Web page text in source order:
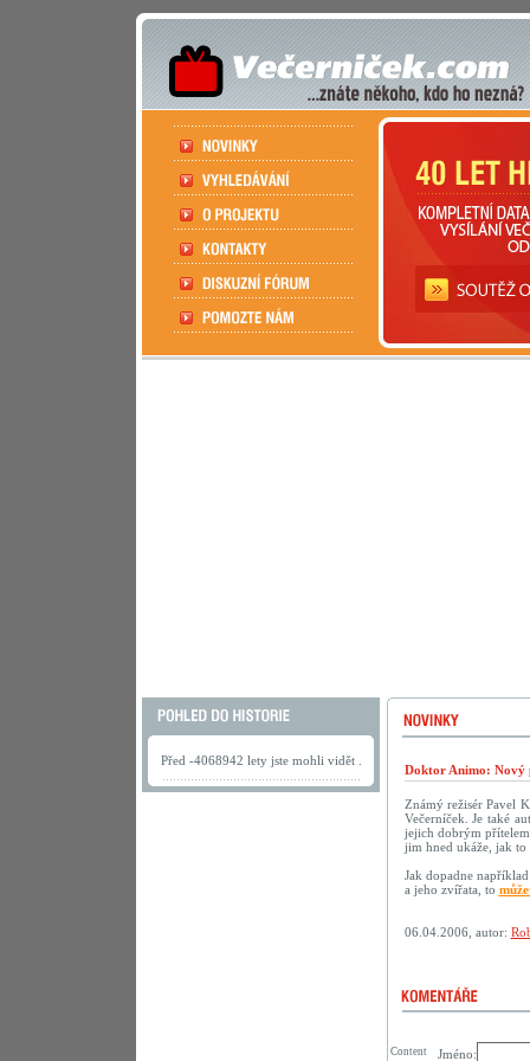
Před -4068942 lety jste mohli vidět .
Doktor Animo: Nový
Známý režisér Pavel
Večerníček. Je také
jejich dobrým
jim hned ukáže, jak to
Jak dopadne
a jeho zvířata, to
06.04.2006, autor:
Jméno:
Content